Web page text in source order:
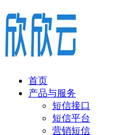
首页
产品与服务
短信接口
短信平台
营销短信